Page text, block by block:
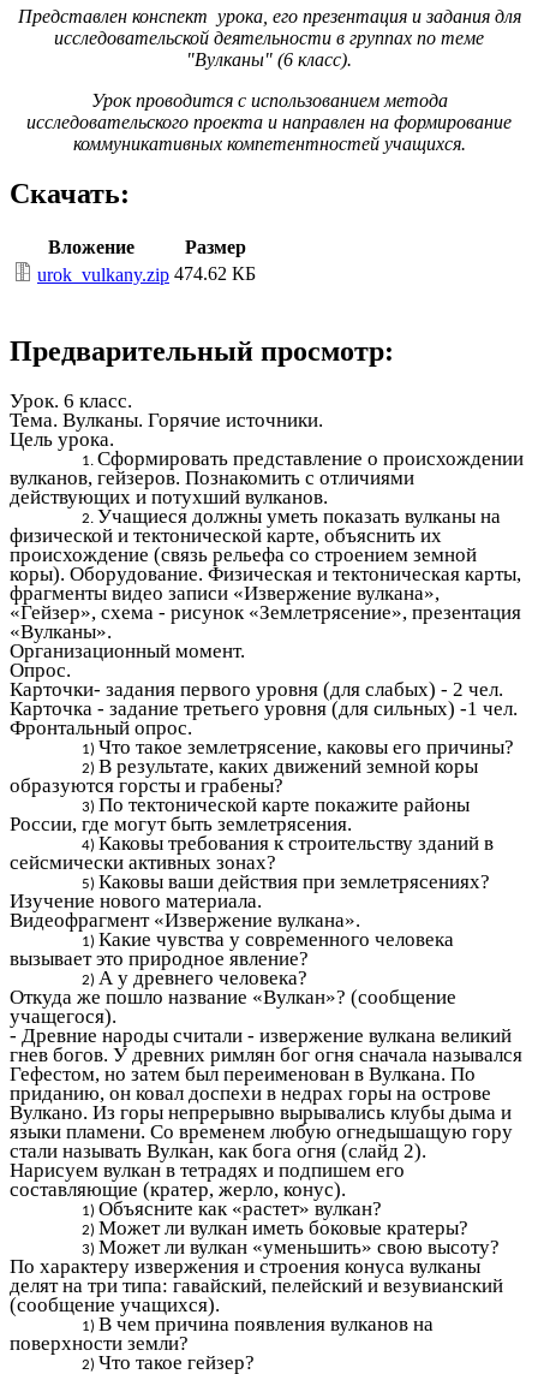
Представлен конспект урока, его презентация и задания для
исследовательской деятельности в группах по теме
"Вулканы" (6 класс).
Урок проводится с использованием метода
исследовательского проекта и направлен на формирование
коммуникативных компетентностей учащихся.
Скачать:
Вложение
Размер
urok_vulkany.zip 474.62 КБ
Предварительный просмотр:
Урок. 6 класс.
Тема. Вулканы. Горячие источники.
Цель урока.
Сформировать представление о происхождении
вулканов, гейзеров. Познакомить с отличиями
действующих и потухший вулканов.
Учащиеся должны уметь показать вулканы на
физической и тектонической карте, объяснить их
происхождение (связь рельефа со строением земной
коры). Оборудование. Физическая и тектоническая карты,
фрагменты видео записи «Извержение вулкана»,
«Гейзер», схема - рисунок «Землетрясение», презентация
«Вулканы».
Организационный момент.
Опрос.
Карточки- задания первого уровня (для слабых) - 2 чел.
Карточка - задание третьего уровня (для сильных) -1 чел.
Фронтальный опрос.
Что такое землетрясение, каковы его причины?
В результате, каких движений земной коры
образуются горсты и грабены?
По тектонической карте покажите районы
России, где могут быть землетрясения.
Каковы требования к строительству зданий в
сейсмически активных зонах?
Каковы ваши действия при землетрясениях?
Изучение нового материала.
Видеофрагмент «Извержение вулкана».
Какие чувства у современного человека
вызывает это природное явление?
А у древнего человека?
Откуда же пошло название «Вулкан»? (сообщение
учащегося).
- Древние народы считали - извержение вулкана великий
гнев богов. У древних римлян бог огня сначала назывался
Гефестом, но затем был переименован в Вулкана. По
приданию, он ковал доспехи в недрах горы на острове
Вулкано. Из горы непрерывно вырывались клубы дыма и
языки пламени. Со временем любую огнедышащую гору
стали называть Вулкан, как бога огня (слайд 2).
Нарисуем вулкан в тетрадях и подпишем его
составляющие (кратер, жерло, конус).
Объясните как «растет» вулкан?
Может ли вулкан иметь боковые кратеры?
Может ли вулкан «уменьшить» свою высоту?
По характеру извержения и строения конуса вулканы
делят на три типа: гавайский, пелейский и везувианский
(сообщение учащихся).
В чем причина появления вулканов на
поверхности земли?
Что такое гейзер?